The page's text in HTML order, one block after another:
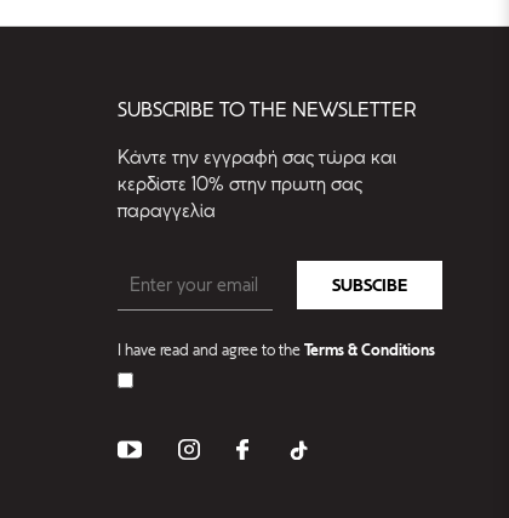
SUBSCRIBE TO THE NEWSLETTER
Kάντε την εγγραφή σας τώρα και
κερδίστε 10% στην πρωτη σας
παραγγελία
SUBSCIBE
I have read and agree to theTerms & Conditions